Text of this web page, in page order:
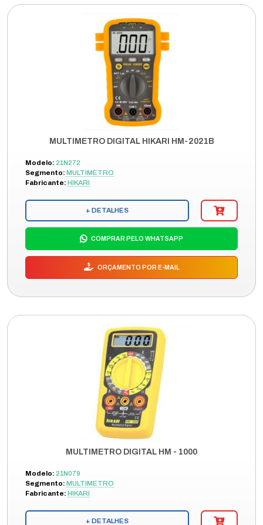
MULTIMETRO DIGITAL HIKARI HM-2021B
Modelo: 21N272
Segmento: MULTIMETRO
Fabricante: HIKARI
+ DETALHES
COMPRAR PELO WHATSAPP
ORÇAMENTO POR E-MAIL
MULTIMETRO DIGITAL HM - 1000
Modelo: 21N079
Segmento: MULTIMETRO
Fabricante: HIKARI
+ DETALHES